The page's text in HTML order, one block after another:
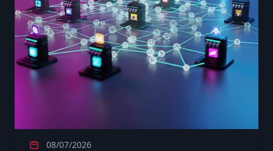
08/07/2026